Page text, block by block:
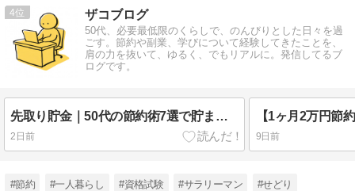
4 ザコブログ
50代、必要最低限のくらしで、のんびりとした日々を過
ごす。節約や副業、学びについて経験してきたことを、
肩の力を抜いて、ゆるく、でもリアルに。発信してるブ
ログです。
先取り貯金｜50代の節約術7選で貯まる仕組み
2日前 9日前
#節約 #一人暮らし #資格試験 #サラリーマン #せどり